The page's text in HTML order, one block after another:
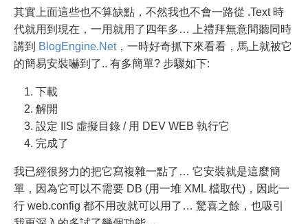
其實上面這些也不算缺點，不然我也不會一路從 .Text 時
代就用到現在，一用就用了四年多… 上禮拜無意間聽同時
講到 BlogEngine.Net，一時好奇抓下來看看，馬上就被它
的簡易安裝嚇到了.. 有多簡單? 步驟如下:
下載
解開
設定 IIS 虛擬目錄 / 用 DEV WEB 執行它
完成了
我已經很努力的把它寫複雜一點了… 它安裝就是這麼簡
單，因為它可以不需要 DB (用一堆 XML 檔取代)，因此一
行 web.config 都不用改就可以用了… 驚喜之餘，也吸引